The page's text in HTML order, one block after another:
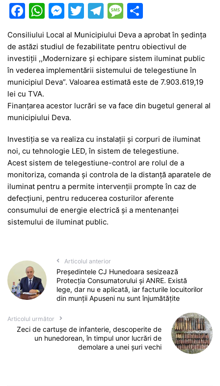
F
a
c
e
b
o
o
k
W
at
s
A
p
p
M
s
s
e
n
g
er
T
w
itt
er
T
el
e
gr
a
m
M
s
s
a
g
e
ta
je
a
z
ă
Consiliului Local al Municipiului Deva a aprobat în ședința
de astăzi studiul de fezabilitate pentru obiectivul de
investiții ,,Modernizare și echipare sistem iluminat public
în vederea implementării sistemului de telegestiune în
municipiul Deva”. Valoarea estimată este de 7.903.619,19
lei cu TVA.
Finanțarea acestor lucrări se va face din bugetul general al
municipiului Deva.
Investiția se va realiza cu instalații și corpuri de iluminat
noi, cu tehnologie LED, în sistem de telegestiune.
Acest sistem de telegestiune-control are rolul de a
monitoriza, comanda și controla de la distanță aparatele de
iluminat pentru a permite intervenții prompte în caz de
defecțiuni, pentru reducerea costurilor aferente
consumului de energie electrică și a mentenanței
sistemului de iluminat public.
Articolul anterior
Președintele CJ Hunedoara sesizează
Protecția Consumatorului și ANRE. Există
lege, dar nu e aplicată, iar facturile locuitorilor
din munții Apuseni nu sunt înjumătățite
Articolul următor
Zeci de cartușe de infanterie, descoperite de
un hunedorean, în timpul unor lucrări de
demolare a unei șuri vechi